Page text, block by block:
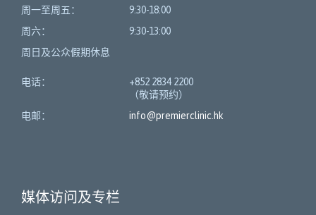
周一至周五：
9:30-18:00
周六：
9:30-13:00
周日及公众假期休息
电话：
+852 2834 2200
（敬请预约）
电邮：
info@premierclinic.hk
媒体访问及专栏